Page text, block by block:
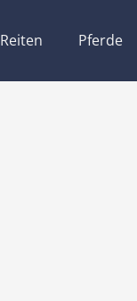
Reiten Pferde